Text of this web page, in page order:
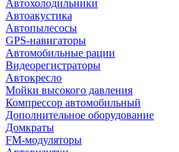
Автохолодильники
Автоакустика
Автопылесосы
GPS-навигаторы
Автомобильные рации
Видеорегистраторы
Автокресло
Мойки высокого давления
Компрессор автомобильный
Дополнительное оборудование
Домкраты
FM-модуляторы